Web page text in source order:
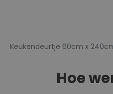
Keukendeurtje 60cm x
Hoe